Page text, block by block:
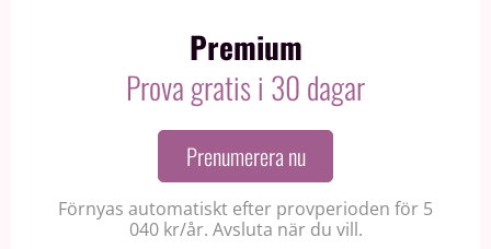
Premium
Prova gratis i 30 dagar
Prenumerera nu
Förnyas automatiskt efter provperioden för 5
040 kr/år. Avsluta när du vill.